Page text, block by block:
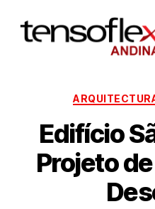
Edifício
Projeto